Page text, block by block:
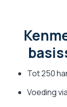
Tot 250
Voeding